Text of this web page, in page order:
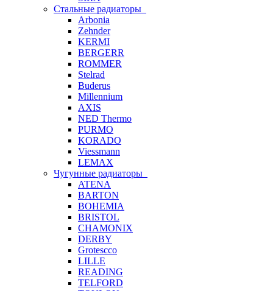
Стальные радиаторы
Arbonia
Zehnder
KERMI
BERGERR
ROMMER
Stelrad
Buderus
Millennium
AXIS
NED Thermo
PURMO
KORADO
Viessmann
LEMAX
Чугунные радиаторы
ATENA
BARTON
BOHEMIA
BRISTOL
CHAMONIX
DERBY
Grotescco
LILLE
READING
TELFORD